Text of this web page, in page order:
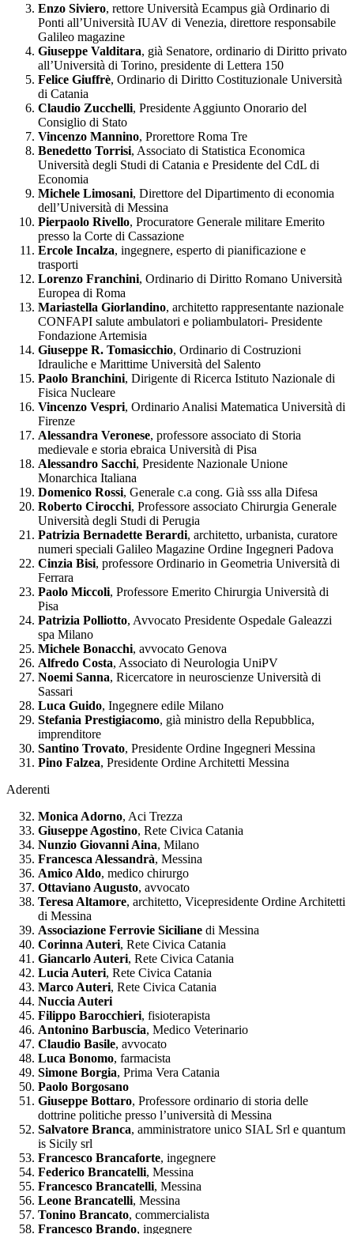
Enzo Siviero, rettore Università Ecampus già Ordinario di
Ponti all’Università IUAV di Venezia, direttore responsabile
Galileo magazine
Giuseppe Valditara, già Senatore, ordinario di Diritto privato
all’Università di Torino, presidente di Lettera 150
Felice Giuffrè, Ordinario di Diritto Costituzionale Università
di Catania
Claudio Zucchelli, Presidente Aggiunto Onorario del
Consiglio di Stato
Vincenzo Mannino, Prorettore Roma Tre
Benedetto Torrisi, Associato di Statistica Economica
Università degli Studi di Catania e Presidente del CdL di
Economia
Michele Limosani, Direttore del Dipartimento di economia
dell’Università di Messina
Pierpaolo Rivello, Procuratore Generale militare Emerito
presso la Corte di Cassazione
Ercole Incalza, ingegnere, esperto di pianificazione e
trasporti
Lorenzo Franchini, Ordinario di Diritto Romano Università
Europea di Roma
Mariastella Giorlandino, architetto rappresentante nazionale
CONFAPI salute ambulatori e poliambulatori- Presidente
Fondazione Artemisia
Giuseppe R. Tomasicchio, Ordinario di Costruzioni
Idrauliche e Marittime Università del Salento
Paolo Branchini, Dirigente di Ricerca Istituto Nazionale di
Fisica Nucleare
Vincenzo Vespri, Ordinario Analisi Matematica Università di
Firenze
Alessandra Veronese, professore associato di Storia
medievale e storia ebraica Università di Pisa
Alessandro Sacchi, Presidente Nazionale Unione
Monarchica Italiana
Domenico Rossi, Generale c.a cong. Già sss alla Difesa
Roberto Cirocchi, Professore associato Chirurgia Generale
Università degli Studi di Perugia
Patrizia Bernadette Berardi, architetto, urbanista, curatore
numeri speciali Galileo Magazine Ordine Ingegneri Padova
Cinzia Bisi, professore Ordinario in Geometria Università di
Ferrara
Paolo Miccoli, Professore Emerito Chirurgia Università di
Pisa
Patrizia Polliotto, Avvocato Presidente Ospedale Galeazzi
spa Milano
Michele Bonacchi, avvocato Genova
Alfredo Costa, Associato di Neurologia UniPV
Noemi Sanna, Ricercatore in neuroscienze Università di
Sassari
Luca Guido, Ingegnere edile Milano
Stefania Prestigiacomo, già ministro della Repubblica,
imprenditore
Santino Trovato, Presidente Ordine Ingegneri Messina
Pino Falzea, Presidente Ordine Architetti Messina
Aderenti
Monica Adorno, Aci Trezza
Giuseppe Agostino, Rete Civica Catania
Nunzio Giovanni Aina, Milano
Francesca Alessandrà, Messina
Amico Aldo, medico chirurgo
Ottaviano Augusto, avvocato
Teresa Altamore, architetto, Vicepresidente Ordine Architetti
di Messina
Associazione Ferrovie Siciliane di Messina
Corinna Auteri, Rete Civica Catania
Giancarlo Auteri, Rete Civica Catania
Lucia Auteri, Rete Civica Catania
Marco Auteri, Rete Civica Catania
Nuccia Auteri
Filippo Barocchieri, fisioterapista
Antonino Barbuscia, Medico Veterinario
Claudio Basile, avvocato
Luca Bonomo, farmacista
Simone Borgia, Prima Vera Catania
Paolo Borgosano
Giuseppe Bottaro, Professore ordinario di storia delle
dottrine politiche presso l’università di Messina
Salvatore Branca, amministratore unico SIAL Srl e quantum
is Sicily srl
Francesco Brancaforte, ingegnere
Federico Brancatelli, Messina
Francesco Brancatelli, Messina
Leone Brancatelli, Messina
Tonino Brancato, commercialista
Francesco Brando, ingegnere